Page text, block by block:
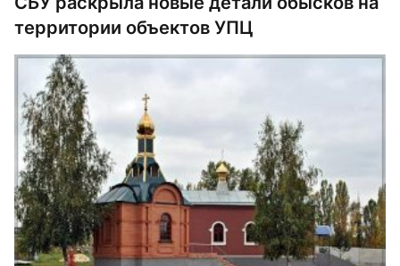
территории объектов УПЦ